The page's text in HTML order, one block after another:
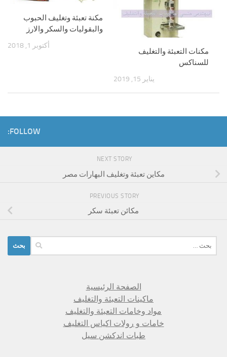
مكنة تعبئة وتغليف الحبوب
والبقوليات والسكر والارز
أكتوبر 1, 2018
مكنات التعبئة والتغليف
للسناكس
يناير 15, 2019
FOLLOW:
NEXT STORY
مكاين تعبئة وتغليف البهارات مصر
PREVIOUS STORY
مكائن تعبئة سكر
عن:
الصفحة الرئيسية
ماكينات التعبئة والتغليف
مواد وخامات التعبئة والتغليف
خامات و رولات اكياس التغليف
طبات اندكشن سيل